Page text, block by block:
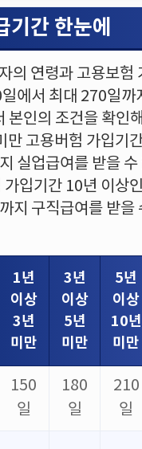
기간 한눈에
의 연령과 고용보험
에서 최대 270일까
본인의 조건을 확인
만 고용버험 가입기
실업급여를 받을
입기간 10년 이상
지 구직급여를 받을
1년
이상
3년
미만
3년
이상
5년
미만
5년
이상
10년
미만
150
일
180
일
210
일